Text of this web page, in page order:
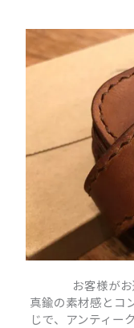
お客様が
真鍮の素材感とコ
じで、アンティー